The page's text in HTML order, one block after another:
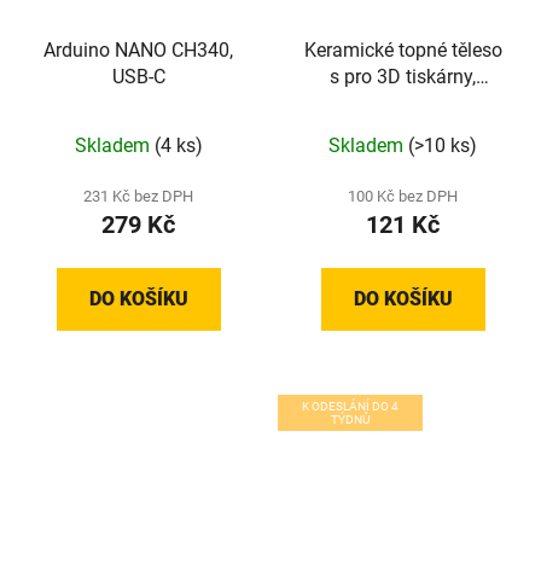
Arduino NANO CH340,
USB-C
Skladem (4 ks)
231 Kč bez DPH
279 Kč
DO KOŠÍKU
Keramické topné těleso
s pro 3D tiskárny,
Skladem (>10 ks)
100 Kč bez DPH
121 Kč
DO KOŠÍKU
K ODESLÁNÍ DO 4
TÝDNŮ